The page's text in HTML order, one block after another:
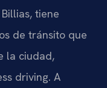
tiene
de tránsito que
la ciudad,
driving. A